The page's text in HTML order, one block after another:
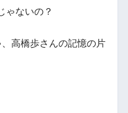
ゃないの？
高橋歩さんの記憶の片